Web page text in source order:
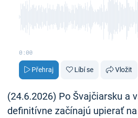
0:00
Přehraj Líbí se Vložit
(24.6.2026) Po Švajčiarsku a
definitívne začínajú upierať